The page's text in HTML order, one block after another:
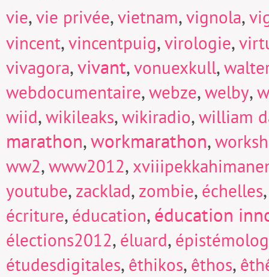
vie,vie privée,vietnam,vignola,
vincent,vincentpuig,virologie,
vivagora,vivant,vonuexkull,
webdocumentaire,webze,welby,
wiid,wikileaks,wikiradio,william
marathon,workmarathon,
ww2,www2012,
youtube, zacklad, zombie, échelles
écriture, éducation,éducation
élections2012, éluard,
étudesdigitales, êthikos, êthos,